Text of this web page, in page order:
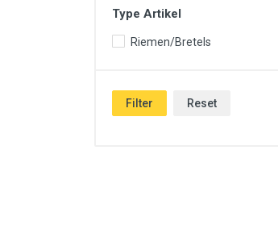
Type Artikel
Riemen/Bretels
Filter Reset